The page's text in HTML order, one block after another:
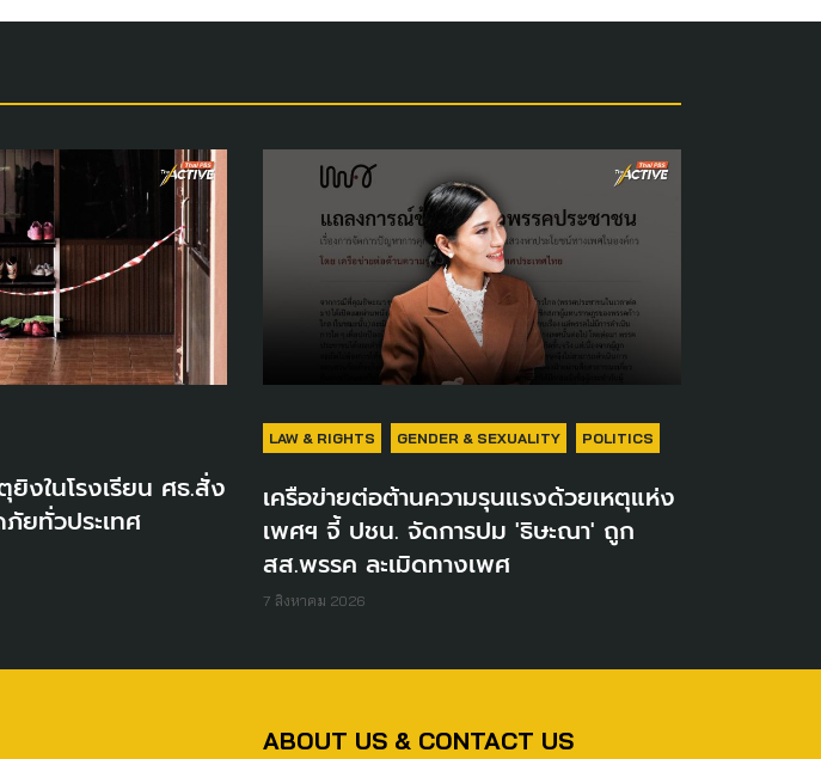
ยิงในโรงเรียน ศธ.สั่ง
ยทั่วประเทศ
LAW & RIGHTS GENDER & SEXUALITY POLITICS
เครือข่ายต่อต้านความรุนแรงด้วยเหตุแห่ง
เพศฯ จี้ ปชน. จัดการปม 'ธิษะณา' ถูก
สส.พรรค ละเมิดทางเพศ
7 สิงหาคม 2026
ABOUT US & CONTACT US